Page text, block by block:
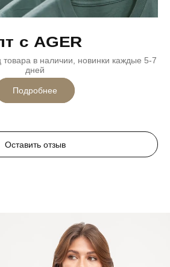
с AGER
в наличии, новинки каждые 5-7
дней
Подробнее
Оставить отзыв